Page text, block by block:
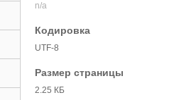
n/a
Кодировка
UTF-8
Размер страницы
2.25 КБ